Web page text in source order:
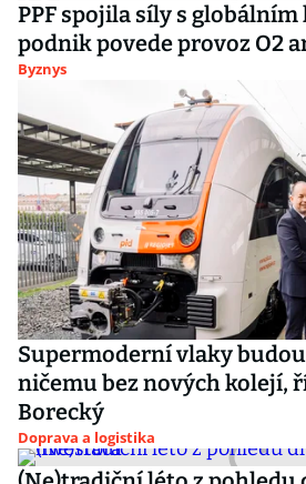
PPF spojila síly s
podnik povede provoz O2
Byznys
Supermoderní vlaky
ničemu bez nových kolejí,
Borecký
Doprava a logistika